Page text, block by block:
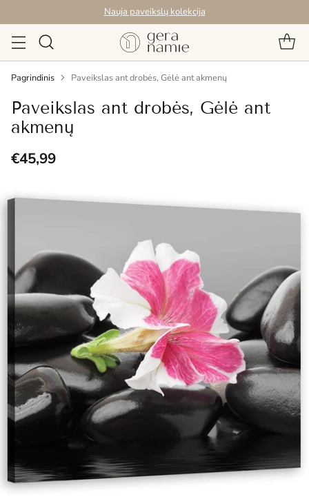
Nauja paveikslų kolekcija
Pagrindinis Paveikslas ant drobės, Gėlė ant akmenų
Paveikslas ant drobės, Gėlė ant
akmenų
Reguliari
€45,99